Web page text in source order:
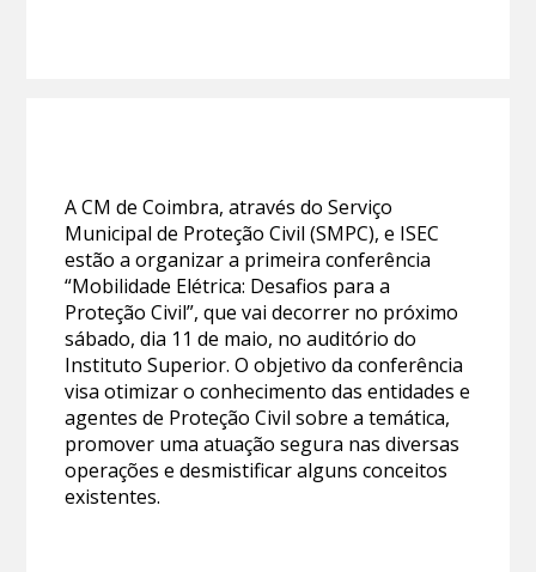
A CM de Coimbra, através do Serviço
Municipal de Proteção Civil (SMPC), e ISEC
estão a organizar a primeira conferência
“Mobilidade Elétrica: Desafios para a
Proteção Civil”, que vai decorrer no próximo
sábado, dia 11 de maio, no auditório do
Instituto Superior. O objetivo da conferência
visa otimizar o conhecimento das entidades e
agentes de Proteção Civil sobre a temática,
promover uma atuação segura nas diversas
operações e desmistificar alguns conceitos
existentes.